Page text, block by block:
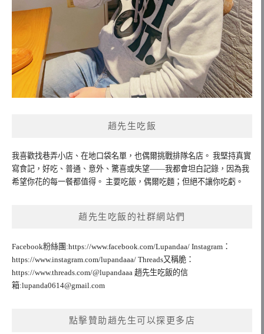
趙先生吃飯
我喜歡找巷弄小店、在地口袋名單，也偶爾挑戰排隊名店。 我堅持真實
寫食記，好吃、普通、意外、驚喜或失望——我都會坦白記錄，因為我
希望你花的每一餐都值得。 主要吃飯，偶爾吃麵；但絕不讓你吃虧。
趙先生吃飯的社群網站們
Facebook粉絲團:https://www.facebook.com/Lupandaa/ Instagram：
https://www.instagram.com/lupandaaa/ Threads又稱脆：
https://www.threads.com/@lupandaaa 趙先生吃飯的信
箱:lupanda0614@gmail.com
點擊贊助趙先生可以探更多店